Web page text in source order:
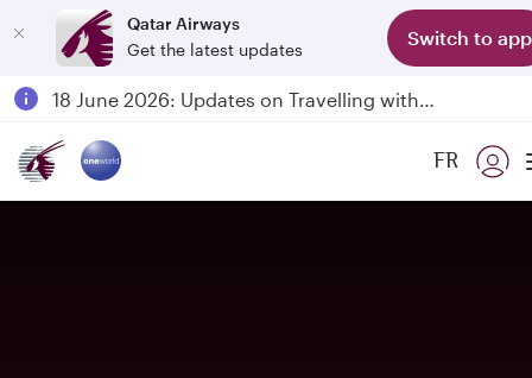
Qatar Airways
Get the latest updates
Switch to app
Passengers flying between Doha and Auckland on QR914 and QR915
18 June 2026: Updates on Travelling with Power Banks
FR